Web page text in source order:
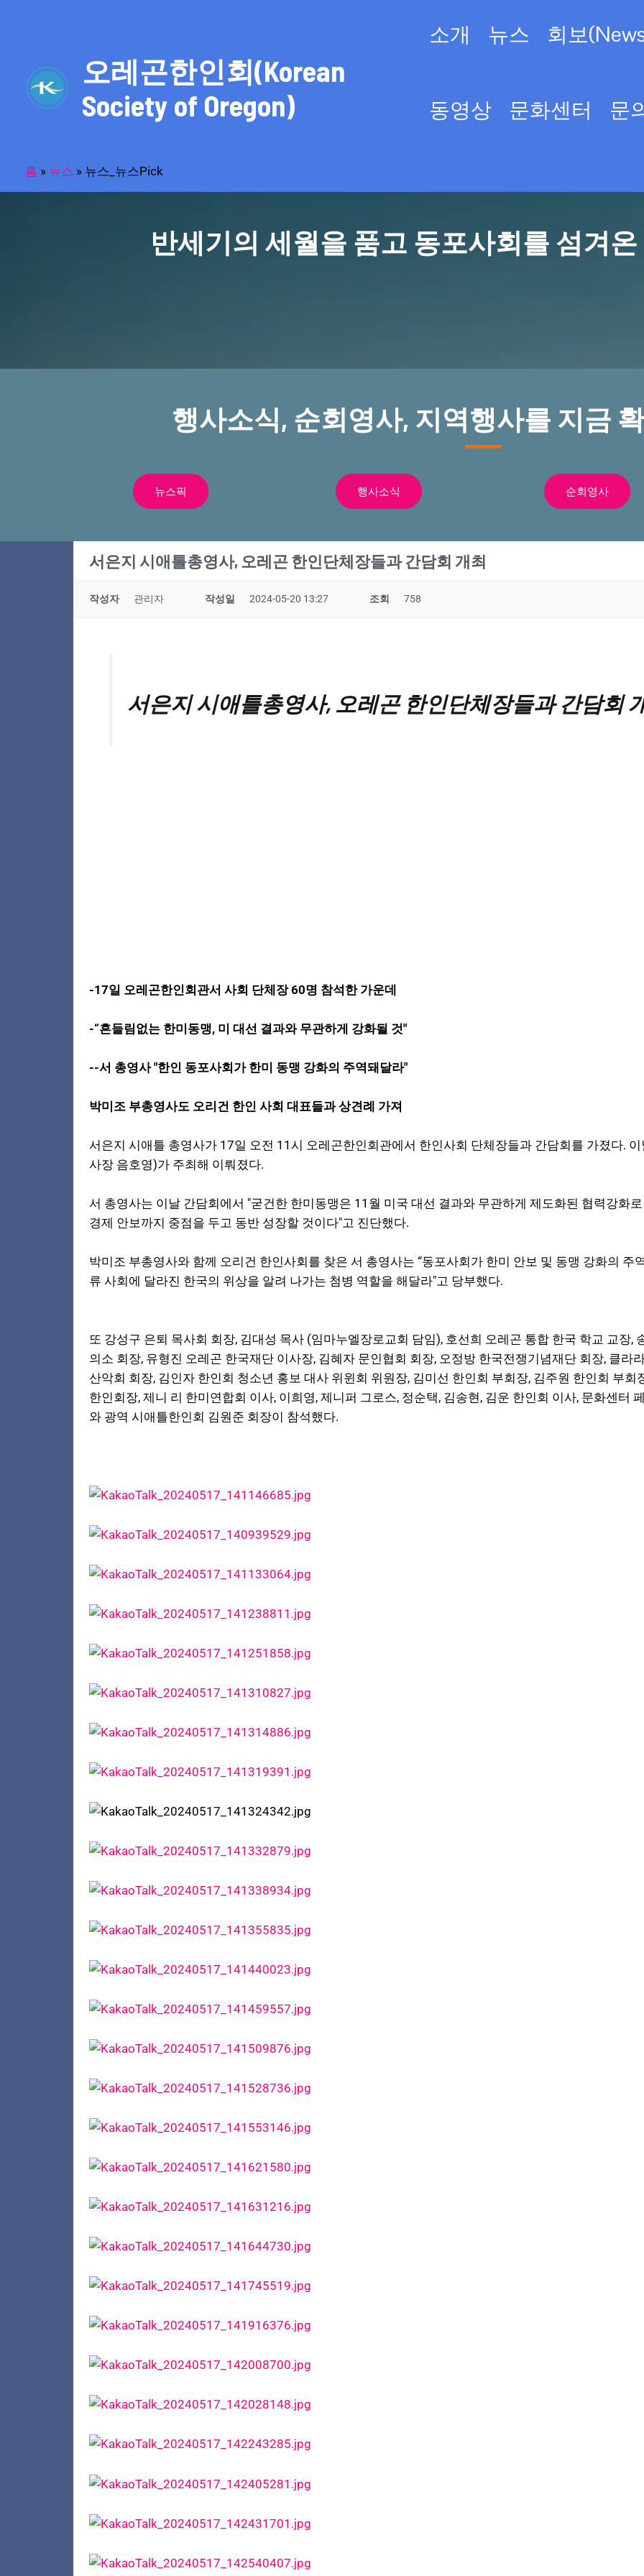
오레곤한인회(Korean
Society of Oregon)
소개 뉴스 회보
동영상 문화센터 문
홈 » 뉴스 » 뉴스_뉴스Pick
반세기의 세월을 품고 동포사회를 섬겨
행사소식, 순회영사, 지역행사를 지금
뉴스픽 행사소식 순회영사
서은지 시애틀총영사, 오레곤 한인단체장들과 간담회 개최
작성자 관리자 작성일 2024-05-20 13:27 조회 758
서은지 시애틀총영사, 오레곤 한인단체장들과 간담회
-17일 오레곤한인회관서 사회 단체장 60명 참석한 가운데
-“흔들림없는 한미동맹, 미 대선 결과와 무관하게 강화될 것"
--서 총영사 "한인 동포사회가 한미 동맹 강화의 주역돼달라"
박미조 부총영사도 오리건 한인 사회 대표들과 상견례 가져
서은지 시애틀 총영사가 17일 오전 11시 오레곤한인회관에서 한인사회 단체장들과 간담회를 가졌다.
사장 음호영)가 주최해 이뤄졌다.
서 총영사는 이날 간담회에서 "굳건한 한미동맹은 11월 미국 대선 결과와 무관하게 제도화된 협력강화
경제 안보까지 중점을 두고 동반 성장할 것이다"고 진단했다.
박미조 부총영사와 함께 오리건 한인사회를 찾은 서 총영사는 “동포사회가 한미 안보 및 동맹 강화의 주
류 사회에 달라진 한국의 위상을 알려 나가는 첨병 역할을 해달라"고 당부했다.
또 강성구 은퇴 목사회 회장, 김대성 목사 (임마누엘장로교회 담임), 호선희 오레곤 통합 한국 학교 교장,
의소 회장, 유형진 오레곤 한국재단 이사장, 김혜자 문인협회 회장, 오정방 한국전쟁기념재단 회장, 클라
산악회 회장, 김인자 한인회 청소년 홍보 대사 위윈회 위원장, 김미선 한인회 부회장, 김주원 한인회 부
한인회장, 제니 리 한미연합회 이사, 이희영, 제니퍼 그로스, 정순택, 김송현, 김운 한인회 이사, 문화센터
와 광역 시애틀한인회 김원준 회장이 참석했다.